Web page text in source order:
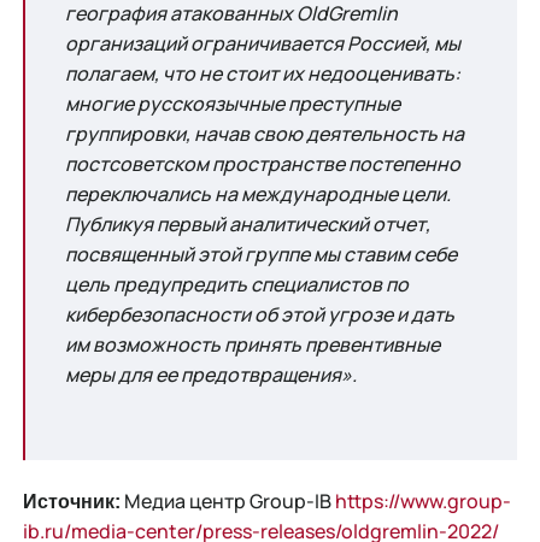
география атакованных OldGremlin
организаций ограничивается Россией, мы
полагаем, что не стоит их недооценивать:
многие русскоязычные преступные
группировки, начав свою деятельность на
постсоветском пространстве постепенно
переключались на международные цели.
Публикуя первый аналитический отчет,
посвященный этой группе мы ставим себе
цель предупредить специалистов по
кибербезопасности об этой угрозе и дать
им возможность принять превентивные
меры для ее предотвращения».
Источник: Медиа центр Group-IBhttps://www.group-
ib.ru/media-center/press-releases/oldgremlin-2022/